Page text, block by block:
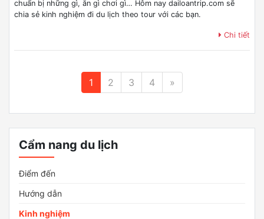
Cẩm nang du lịch
Điểm đến
Hướng dẫn
Kinh nghiệm
chuẩn bị những gì, ăn gì chơi gì… Hôm nay dailoantrip.com sẽ
chia sẻ kinh nghiệm đi du lịch theo tour với các bạn.
Chi tiết
1 2 3 4 »